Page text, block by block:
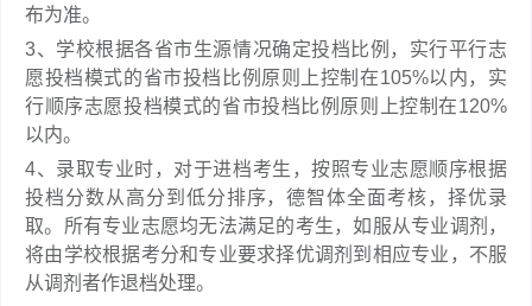
布为准。
3、学校根据各省市生源情况确定投档比例，实行平行志
愿投档模式的省市投档比例原则上控制在105%以内，实
行顺序志愿投档模式的省市投档比例原则上控制在120%
以内。
4、录取专业时，对于进档考生，按照专业志愿顺序根据
投档分数从高分到低分排序，德智体全面考核，择优录
取。所有专业志愿均无法满足的考生，如服从专业调剂，
将由学校根据考分和专业要求择优调剂到相应专业，不服
从调剂者作退档处理。